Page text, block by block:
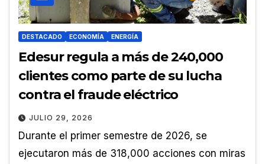
DESTACADO ECONOMÍA ENERGÍA
Edesur regula a más de 240,000
clientes como parte de su lucha
contra el fraude eléctrico
JULIO 29, 2026
Durante el primer semestre de 2026, se
ejecutaron más de 318,000 acciones con miras